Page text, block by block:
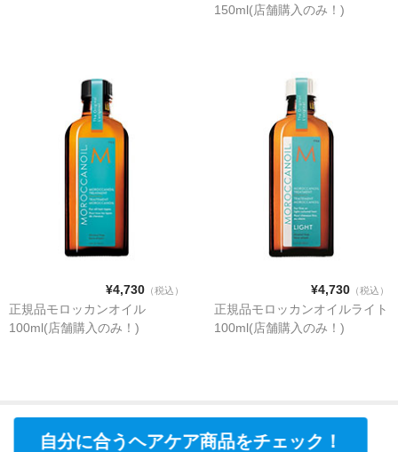
150ml(店舗購入のみ！)
¥4,730（税込）
正規品モロッカンオイル
100ml(店舗購入のみ！)
¥4,730（税込）
正規品モロッカンオイルライト
100ml(店舗購入のみ！)
自分に合うヘアケア商品をチェック！